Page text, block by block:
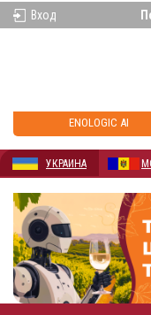
Вход
ENOLOGIC AI
УКРАИНА